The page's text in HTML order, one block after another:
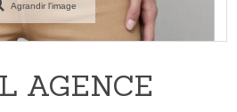
Agrandir l'image
AGENCE